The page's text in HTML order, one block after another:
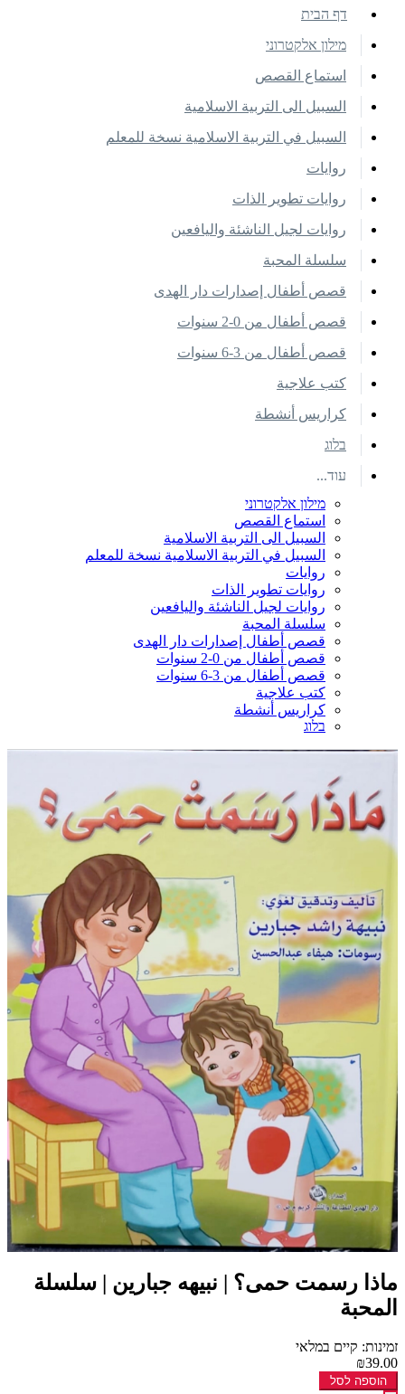
דף הבית
מילון אלקטרוני
استماع القصص
السبيل الى التربية الاسلامية
السبيل في التربية الاسلامية نسخة للمعلم
روايات
روايات تطوير الذات
روايات لجيل الناشئة واليافعين
سلسلة المحبة
قصص أطفال إصدارات دار الهدى
قصص أطفال من 0-2 سنوات
قصص أطفال من 3-6 سنوات
كتب علاجية
كراريس أنشطة
בלוג
עוד...
מילון אלקטרוני
استماع القصص
السبيل الى التربية الاسلامية
السبيل في التربية الاسلامية نسخة للمعلم
روايات
روايات تطوير الذات
روايات لجيل الناشئة واليافعين
سلسلة المحبة
قصص أطفال إصدارات دار الهدى
قصص أطفال من 0-2 سنوات
قصص أطفال من 3-6 سنوات
كتب علاجية
كراريس أنشطة
בלוג
ماذا رسمت حمى؟ | نبيهه جبارين | سلسلة
المحبة
זמינות: קיים במלאי
₪39.00
הוספה לסל